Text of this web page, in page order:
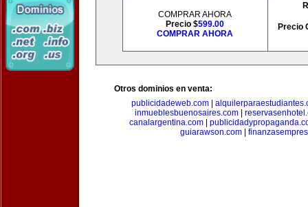
COMPRAR AHORA
Precio $599.00
COMPRAR AHORA
Precio
Otros dominios en venta:
publicidadeweb.com|
inmueblesbuenosaires.com
canalargentina.com|
guiarawson.com|